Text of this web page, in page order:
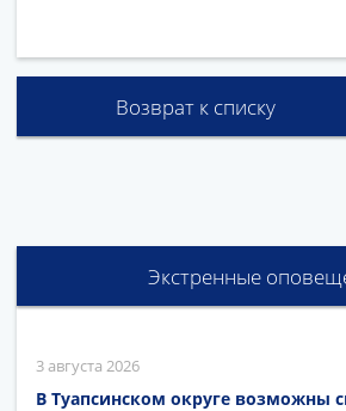
Возврат к списку
Экстренные
3 августа 2026
В Туапсинском округе возможны